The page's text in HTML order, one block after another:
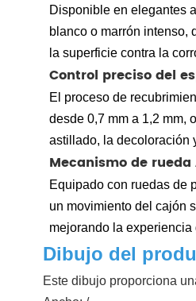
Disponible en elegantes
blanco o marrón intenso,
la superficie contra la
Control preciso del
El proceso de
desde 0,7 mm a 1,2 mm,
astillado, la decoloración
Mecanismo de
Equipado con ruedas de
un movimiento del cajón
mejorando la
Dibujo del
Este dibujo proporciona